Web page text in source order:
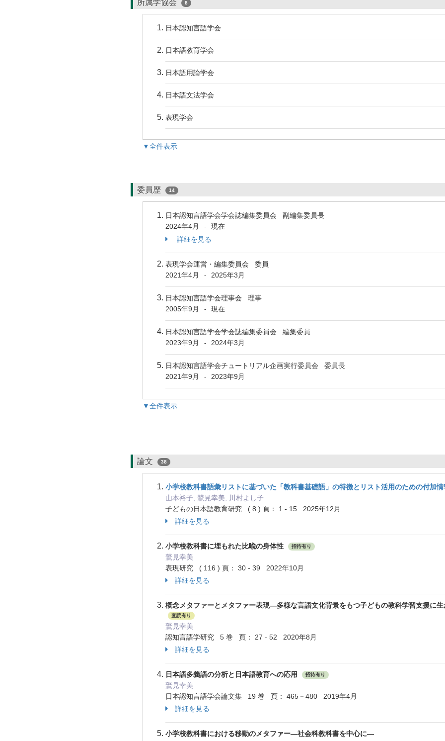
所属学協会 8
日本認知言語学会
日本語教育学会
日本語用論学会
日本語文法学会
表現学会
▼全件表示
委員歴 14
日本認知言語学会学会誌編集委員会 副編集委員長
2024年4月
-
現在
詳細を見る
表現学会運営・編集委員会 委員
2021年4月
- 2025年3月
日本認知言語学会理事会 理事
2005年9月
- 現在
日本認知言語学会学会誌編集委員会 編集委員
2023年9月
- 2024年3月
日本認知言語学会チュートリアル企画実行委員会 委員長
2021年9月
- 2023年9月
▼全件表示
論文 38
小学校教科書語彙リストに基づいた「教科書基礎語」の特徴とリスト活用のための付加情
山本裕子, 鷲見幸美, 川村よし子
子どもの日本語教育研究 ( 8 ) 頁： 1 - 15 2025年12月
詳細を見る
小学校教科書に埋もれた比喩の身体性 招待有り
鷲見幸美
表現研究 ( 116 ) 頁： 30 - 39 2022年10月
詳細を見る
概念メタファーとメタファー表現―多様な言語文化背景をもつ子どもの教科学習支援に
査読有り
鷲見幸美
認知言語学研究 5 巻 頁： 27 - 52 2020年8月
詳細を見る
日本語多義語の分析と日本語教育への応用 招待有り
鷲見幸美
日本認知言語学会論文集 19 巻 頁： 465－480 2019年4月
詳細を見る
小学校教科書における移動のメタファー―社会科教科書を中心に―